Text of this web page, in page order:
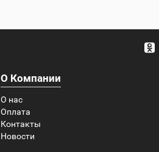
О Компании
О нас
Оплата
Контакты
Новости